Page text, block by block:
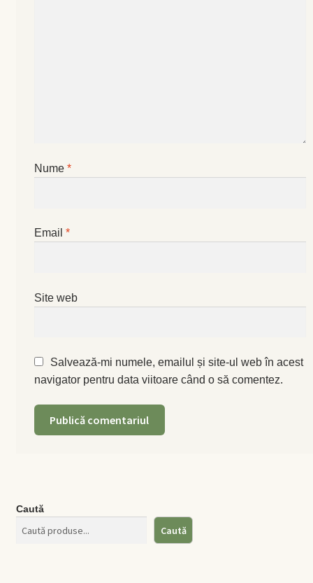
Nume *
Email *
Site web
Salvează-mi numele, emailul și site-ul web în acest
navigator pentru data viitoare când o să comentez.
Caută
Caută